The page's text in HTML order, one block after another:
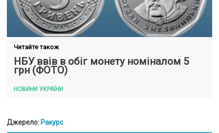
Читайте також
НБУ ввів в обіг монету номіналом 5
грн (ФОТО)
НОВИНИ УКРАЇНИ
Джерело: Ракурс